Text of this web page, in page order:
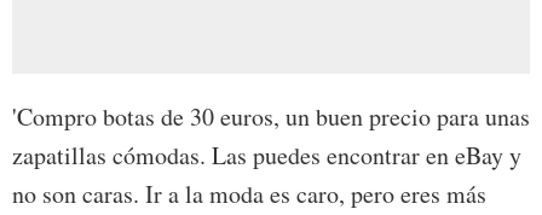
'Compro botas de 30 euros, un buen precio para unas
zapatillas cómodas. Las puedes encontrar en eBay y
no son caras. Ir a la moda es caro, pero eres más